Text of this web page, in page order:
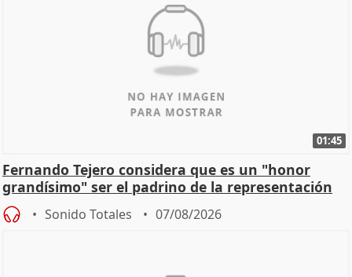
01:45
Fernando Tejero considera que es un "honor
grandísimo" ser el padrino de la representación
Sonido Totales 07/08/2026